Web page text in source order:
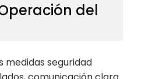
del
medidas seguridad